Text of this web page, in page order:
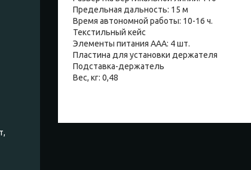
Предельная дальность: 15 м
Время автономной работы: 10-16 ч.
Текстильный кейс
Элементы питания ААА: 4 шт.
Пластина для установки держателя
Подставка-держатель
Вес, кг: 0,48